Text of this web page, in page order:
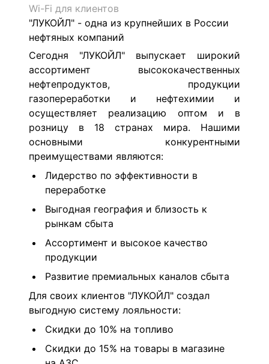
Wi-Fi для клиентов
"ЛУКОЙЛ" - одна из крупнейших в России
нефтяных компаний
Сегодня "ЛУКОЙЛ" выпускает широкий
ассортимент высококачественных
нефтепродуктов, продукции
газопереработки и нефтехимии и
осуществляет реализацию оптом и в
розницу в 18 странах мира. Нашими
основными конкурентными
преимуществами являются:
Лидерство по эффективности в
переработке
Выгодная география и близость к
рынкам сбыта
Ассортимент и высокое качество
продукции
Развитие премиальных каналов сбыта
Для своих клиентов "ЛУКОЙЛ" создал
выгодную систему лояльности:
Скидки до 10% на топливо
Скидки до 15% на товары в магазине